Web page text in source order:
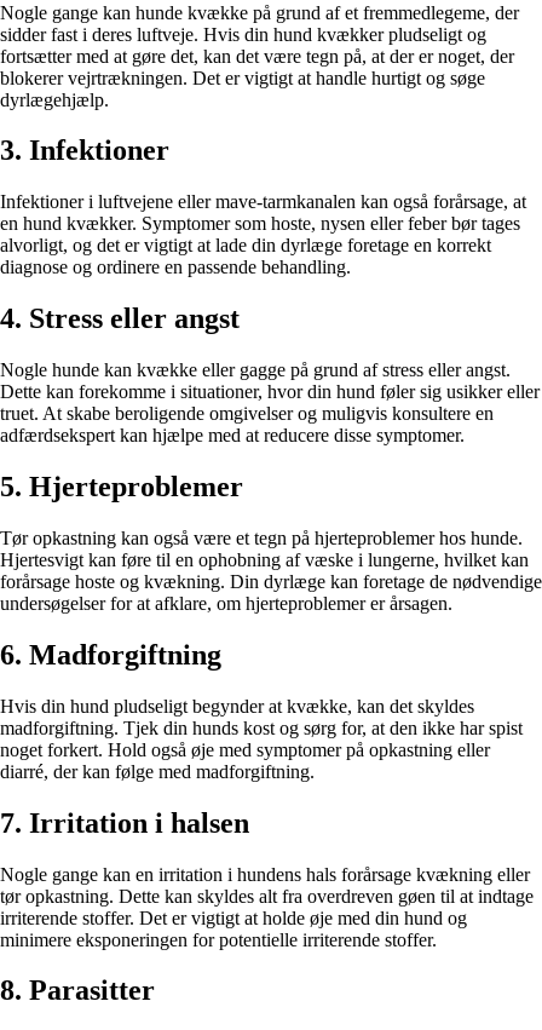
Nogle gange kan hunde kvække på grund af et fremmedlegeme, der
sidder fast i deres luftveje. Hvis din hund kvækker pludseligt og
fortsætter med at gøre det, kan det være tegn på, at der er noget, der
blokerer vejrtrækningen. Det er vigtigt at handle hurtigt og søge
dyrlægehjælp.
3. Infektioner
Infektioner i luftvejene eller mave-tarmkanalen kan også forårsage, at
en hund kvækker. Symptomer som hoste, nysen eller feber bør tages
alvorligt, og det er vigtigt at lade din dyrlæge foretage en korrekt
diagnose og ordinere en passende behandling.
4. Stress eller angst
Nogle hunde kan kvække eller gagge på grund af stress eller angst.
Dette kan forekomme i situationer, hvor din hund føler sig usikker eller
truet. At skabe beroligende omgivelser og muligvis konsultere en
adfærdsekspert kan hjælpe med at reducere disse symptomer.
5. Hjerteproblemer
Tør opkastning kan også være et tegn på hjerteproblemer hos hunde.
Hjertesvigt kan føre til en ophobning af væske i lungerne, hvilket kan
forårsage hoste og kvækning. Din dyrlæge kan foretage de nødvendige
undersøgelser for at afklare, om hjerteproblemer er årsagen.
6. Madforgiftning
Hvis din hund pludseligt begynder at kvække, kan det skyldes
madforgiftning. Tjek din hunds kost og sørg for, at den ikke har spist
noget forkert. Hold også øje med symptomer på opkastning eller
diarré, der kan følge med madforgiftning.
7. Irritation i halsen
Nogle gange kan en irritation i hundens hals forårsage kvækning eller
tør opkastning. Dette kan skyldes alt fra overdreven gøen til at indtage
irriterende stoffer. Det er vigtigt at holde øje med din hund og
minimere eksponeringen for potentielle irriterende stoffer.
8. Parasitter